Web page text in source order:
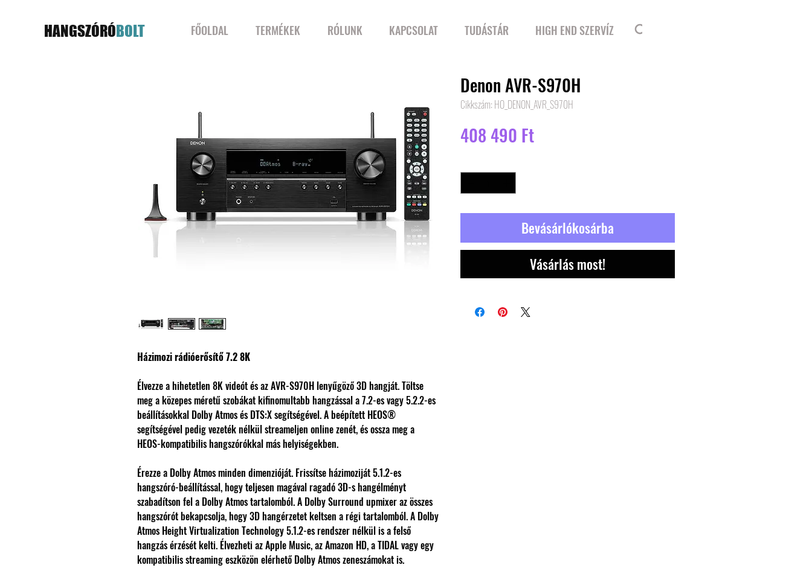
HANGSZÓRÓBOLT FŐOLDAL TERMÉKEK RÓLUNK KAPCSOLAT TUDÁSTÁR HIGH END SZERVÍZ
Házimozi rádióerősítő 7.2 8K
Élvezze a hihetetlen 8K videót és az AVR-S970H lenyűgöző 3D hangját. Töltse
meg a közepes méretű szobákat kifinomultabb hangzással a 7.2-es vagy 5.2.2-es
beállításokkal Dolby Atmos és DTS:X segítségével. A beépített HEOS®
segítségével pedig vezeték nélkül streameljen online zenét, és ossza meg a
HEOS-kompatibilis hangszórókkal más helyiségekben.
Érezze a Dolby Atmos minden dimenzióját. Frissítse házimoziját 5.1.2-es
hangszóró-beállítással, hogy teljesen magával ragadó 3D-s hangélményt
szabadítson fel a Dolby Atmos tartalomból. A Dolby Surround upmixer az összes
hangszórót bekapcsolja, hogy 3D hangérzetet keltsen a régi tartalomból. A Dolby
Atmos Height Virtualization Technology 5.1.2-es rendszer nélkül is a felső
hangzás érzését kelti. Élvezheti az Apple Music, az Amazon HD, a TIDAL vagy egy
kompatibilis streaming eszközön elérhető Dolby Atmos zeneszámokat is.
Denon AVR-S970H
Cikkszám: HO_DENON_AVR_S970H
408 490 FtÁr
Bevásárlókosárba
Vásárlás most!